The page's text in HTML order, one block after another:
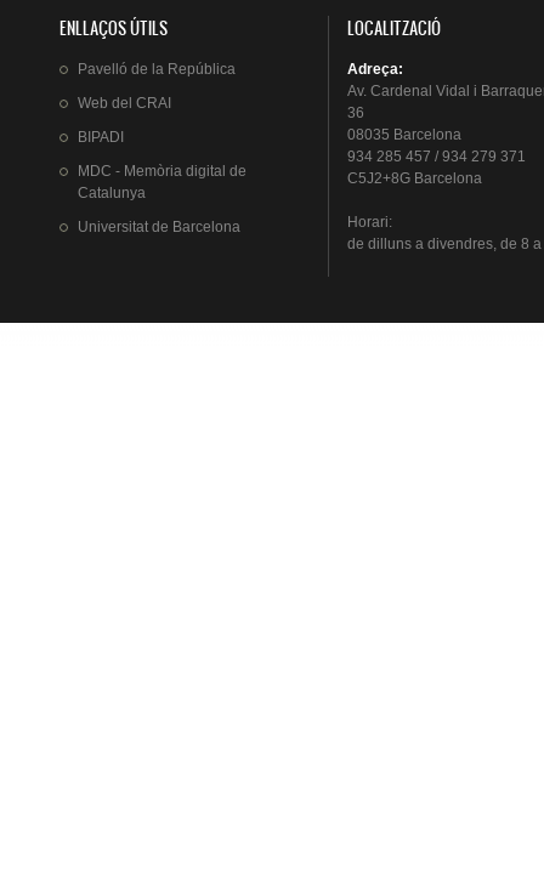
ENLLAÇOS ÚTILS
Pavelló de la República
Web del CRAI
BIPADI
MDC - Memòria digital de
Catalunya
Universitat de Barcelona
LOCALITZACIÓ
Adreça:
Av. Cardenal Vidal i
36
08035 Barcelona
934 285 457 / 934 279 371
C5J2+8G Barcelona
Horari:
de dillunsa divendres, de 8